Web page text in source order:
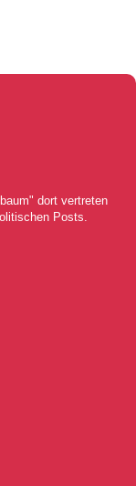
dort vertreten
Posts.